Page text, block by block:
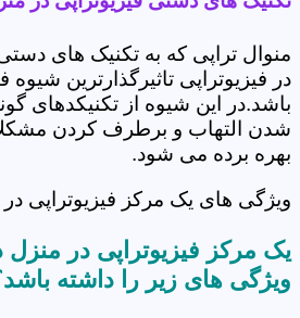
منوال تراپی که به تکنیک های
در فیزیوتراپی تاثیرگذارترین شیوه
باشد.در این شیوه از تکنیکدهای
شدن التهاب و برطرف کردن
بهره برده می شود.
ویژگی های یک مرکز
یک مرکز فیزیوتراپی در منزل
ویژگی های زیر را داشته